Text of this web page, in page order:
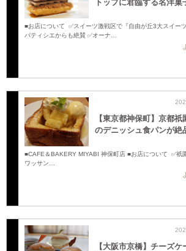
トップに君臨する名洋
■お店について ✅スイーツ激戦区で『自由が丘3大スイー
パティシエからも絶賛 ✅オーナ…
【東京都神保町】京都
のデニッシュ食パンが絶
■CAFE＆BAKERY MIYABI 神保町店 ■お店について ✅祇
ワッサン…
【大阪市京橋】チーズ